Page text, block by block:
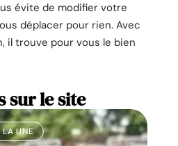
évite de modifier votre
déplacer pour rien. Avec
il trouve pour vous le bien
sur le site
LA UNE